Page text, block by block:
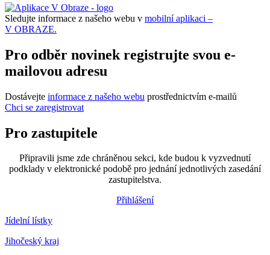
Sledujte informace z našeho webu v mobilní aplikaci –
V OBRAZE.
Pro odběr novinek registrujte svou e-
mailovou adresu
Dostávejte informace z našeho webu prostřednictvím e-mailů
Chci se zaregistrovat
Pro zastupitele
Připravili jsme zde chráněnou sekci, kde budou k vyzvednutí
podklady v elektronické podobě pro jednání jednotlivých zasedání
zastupitelstva.
Přihlášení
Jídelní lístky
Jihočeský kraj